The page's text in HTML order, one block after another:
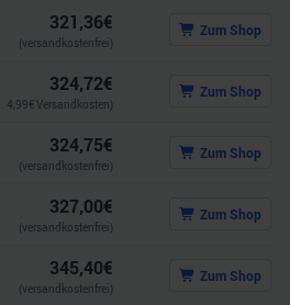
321,36€
(versandkostenfrei)
Zum Shop
324,72€
4,99€ Versandkosten)
Zum Shop
324,75€
(versandkostenfrei)
Zum Shop
327,00€
(versandkostenfrei)
Zum Shop
345,40€
(versandkostenfrei)
Zum Shop